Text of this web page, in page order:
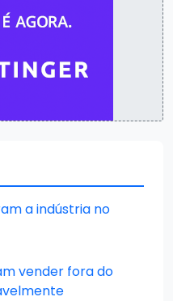
a indústria no
vender fora do